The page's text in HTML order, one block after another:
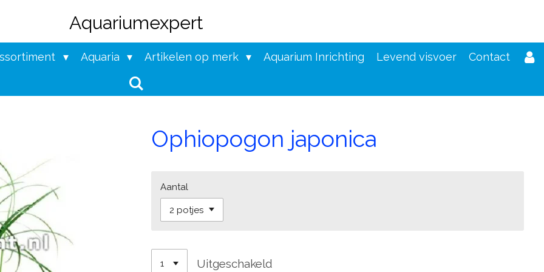
Aquariumexpert
Aquaria Artikelen op merk Aquarium Inrichting Levend visvoer Contact
Ophiopogon japonica
Aantal
Uitgeschakeld